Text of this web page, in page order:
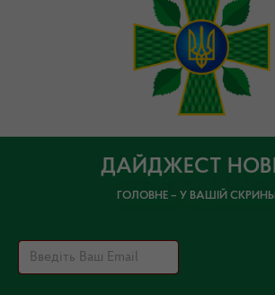
ДАЙДЖЕСТ
ГОЛОВНЕ – У ВАШІЙ